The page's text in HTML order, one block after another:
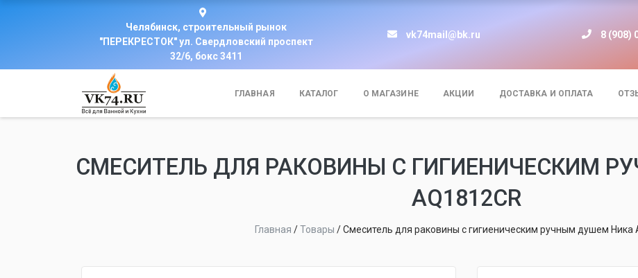
Челябинск, строительный рынок
"ПЕРЕКРЕСТОК" ул. Свердловский проспект
32/6, бокс 3411
vk74mail@bk.ru 8 (908)
ГЛАВНАЯ КАТАЛОГ О МАГАЗИНЕ АКЦИИ ДОСТАВКА И ОПЛАТА
СМЕСИТЕЛЬ ДЛЯ РАКОВИНЫ С ГИГИЕНИЧЕСКИМ
AQ1812CR
Главная /Товары /Смеситель для раковины с гигиеническим ручным душем Ника